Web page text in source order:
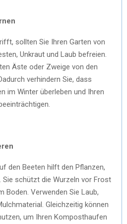
sollten Sie Ihren Garten von
Unkraut und Laub befreien.
Äste oder Zweige von den
verhindern Sie, dass
im Winter überleben und Ihren
den Beeten hilft den Pflanzen,
Sie schützt die Wurzeln vor Frost
Boden. Verwenden Sie Laub,
Gleichzeitig können
um Ihren Komposthaufen